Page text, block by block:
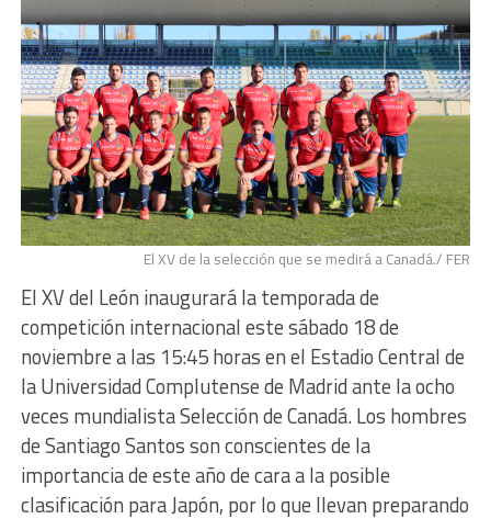
El XV de la selección que se medirá a Canadá./ FER
El XV del León inaugurará la temporada de
competición internacional este sábado 18 de
noviembre a las 15:45 horas en el Estadio Central de
la Universidad Complutense de Madrid ante la ocho
veces mundialista Selección de Canadá. Los hombres
de Santiago Santos son conscientes de la
importancia de este año de cara a la posible
clasificación para Japón, por lo que llevan preparando